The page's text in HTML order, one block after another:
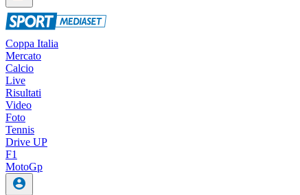
Coppa Italia
Mercato
Calcio
Live
Risultati
Video
Foto
Tennis
Drive UP
F1
MotoGp